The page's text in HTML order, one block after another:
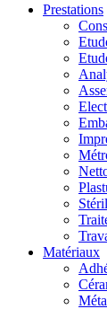
Prestations
Matériaux